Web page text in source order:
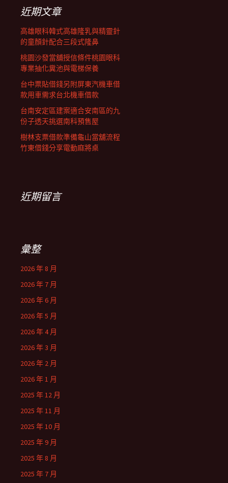
近期文章
高雄眼科韓式高雄隆乳與精靈針
的童顏針配合三段式隆鼻
桃園沙發當舖授信條件桃園眼科
專業抽化糞池與電梯保養
台中票貼借錢另附屏東汽機車借
款用車需求台北機車借款
台南安定區建案適合安南區的九
份子透天挑選南科預售屋
樹林支票借款準備龜山當舖流程
竹東借錢分享電動麻將桌
近期留言
彙整
2026 年 8 月
2026 年 7 月
2026 年 6 月
2026 年 5 月
2026 年 4 月
2026 年 3 月
2026 年 2 月
2026 年 1 月
2025 年 12 月
2025 年 11 月
2025 年 10 月
2025 年 9 月
2025 年 8 月
2025 年 7 月